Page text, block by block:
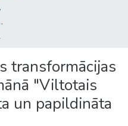
Master's theses
transformācijas
"Viltotais
un papildināta